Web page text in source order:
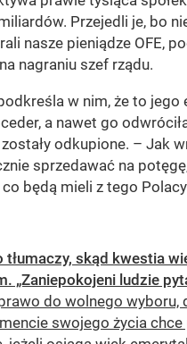
Przejedli je, bo
nasze pieniądze OFE,
nagraniu szef rządu.
w nim, że to jego
a nawet go
odkupione. – Jak
sprzedawać na
będą mieli z tego
tłumaczy, skąd kwestia
„Zaniepokojeni ludzie
do wolnego wyboru,
swojego życia chce